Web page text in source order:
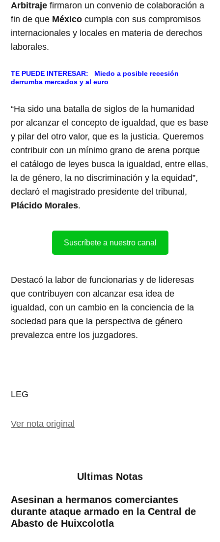
Arbitraje firmaron un convenio de colaboración a
fin de que México cumpla con sus compromisos
internacionales y locales en materia de derechos
laborales.
TE PUEDE INTERESAR: Miedo a posible recesión
derrumba mercados y al euro
“Ha sido una batalla de siglos de la humanidad
por alcanzar el concepto de igualdad, que es base
y pilar del otro valor, que es la justicia. Queremos
contribuir con un mínimo grano de arena porque
el catálogo de leyes busca la igualdad, entre ellas,
la de género, la no discriminación y la equidad”,
declaró el magistrado presidente del tribunal,
Plácido Morales.
Suscríbete a nuestro canal
Destacó la labor de funcionarias y de lideresas
que contribuyen con alcanzar esa idea de
igualdad, con un cambio en la conciencia de la
sociedad para que la perspectiva de género
prevalezca entre los juzgadores.
LEG
Ver nota original
Ultimas Notas
Asesinan a hermanos comerciantes
durante ataque armado en la Central de
Abasto de Huixcolotla